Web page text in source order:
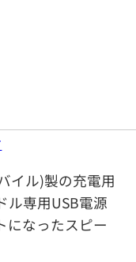
イル)製の充電用
ル専用USB電源
になったスピー